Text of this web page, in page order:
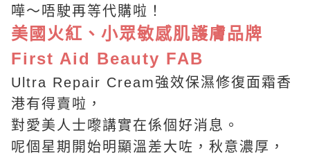
嘩～唔駛再等代購啦！
美國火紅、小眾敏感肌護膚品牌
First Aid Beauty FAB
Ultra Repair Cream強效保濕修復面霜香
港有得賣啦，
對愛美人士嚟講實在係個好消息。
呢個星期開始明顯溫差大咗，秋意濃厚，